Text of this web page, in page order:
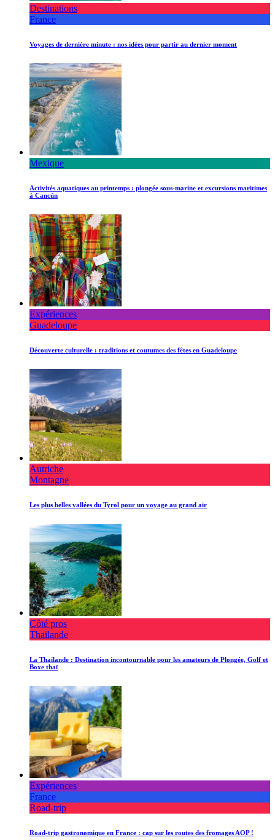
Destinations
France
Voyages de dernière minute : nos idées pour partir au dernier moment
Mexique
Activités aquatiques au printemps : plongée sous-marine et excursions maritimes
à Cancún
Expériences
Guadeloupe
Découverte culturelle : traditions et coutumes des fêtes en Guadeloupe
Autriche
Montagne
Les plus belles vallées du Tyrol pour un voyage au grand air
Côté pros
Thaïlande
La Thaïlande : Destination incontournable pour les amateurs de Plongée, Golf et
Boxe thaï
Expériences
France
Road-trip
Road-trip gastronomique en France : cap sur les routes des fromages AOP !